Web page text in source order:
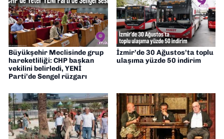
Büyükşehir Meclisinde grup
hareketliliği: CHP başkan
vekilini belirledi, YENİ
Parti’de Sengel rüzgarı
İzmir’de 30 Ağustos’ta toplu
ulaşıma yüzde 50 indirim